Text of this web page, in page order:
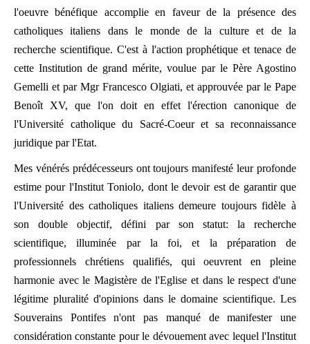
l'oeuvre bénéfique accomplie en faveur de la présence des
catholiques italiens dans le monde de la culture et de la
recherche scientifique. C'est à l'action prophétique et tenace de
cette Institution de grand mérite, voulue par le Père Agostino
Gemelli et par Mgr Francesco Olgiati, et approuvée par le Pape
Benoît XV, que l'on doit en effet l'érection canonique de
l'Université catholique du Sacré-Coeur et sa reconnaissance
juridique par l'Etat.
Mes vénérés prédécesseurs ont toujours manifesté leur profonde
estime pour l'Institut Toniolo, dont le devoir est de garantir que
l'Université des catholiques italiens demeure toujours fidèle à
son double objectif, défini par son statut: la recherche
scientifique, illuminée par la foi, et la préparation de
professionnels chrétiens qualifiés, qui oeuvrent en pleine
harmonie avec le Magistère de l'Eglise et dans le respect d'une
légitime pluralité d'opinions dans le domaine scientifique. Les
Souverains Pontifes n'ont pas manqué de manifester une
considération constante pour le dévouement avec lequel l'Institut